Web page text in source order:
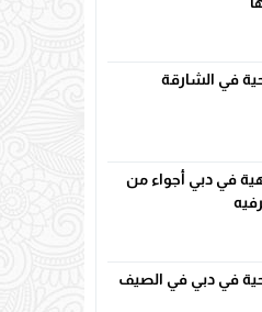
في الشارقة
في دبي أجواء من
في دبي في الصيف